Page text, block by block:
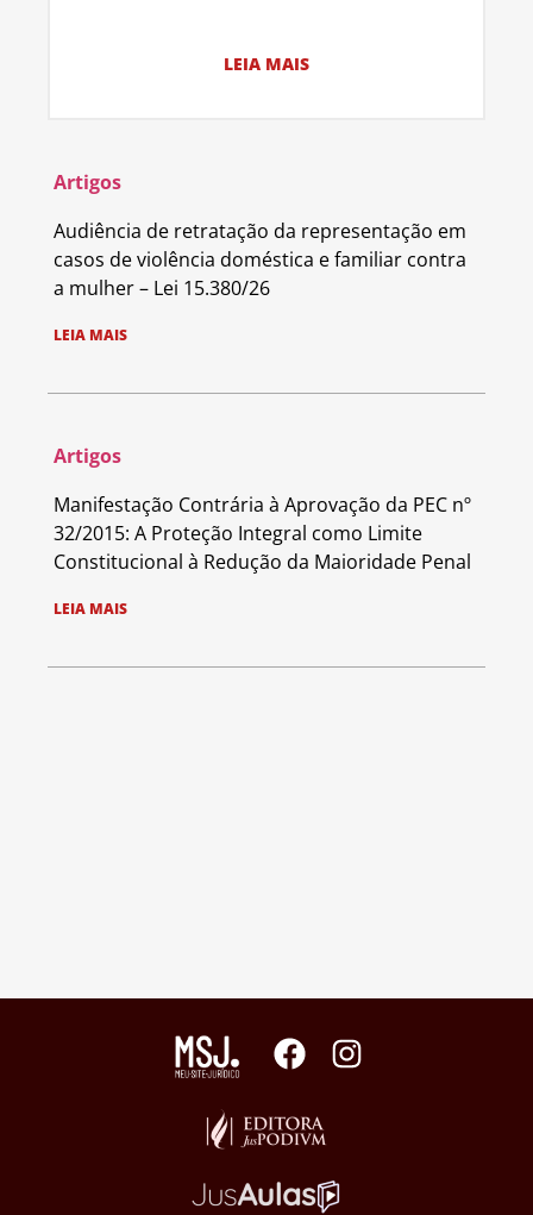
LEIA MAIS
Artigos
Audiência de retratação da representação em
casos de violência doméstica e familiar contra
a mulher – Lei 15.380/26
LEIA MAIS
Artigos
Manifestação Contrária à Aprovação da PEC nº
32/2015: A Proteção Integral como Limite
Constitucional à Redução da Maioridade Penal
LEIA MAIS